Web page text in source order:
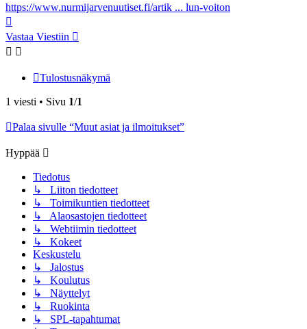
https://www.nurmijarvenuutiset.fi/artik ... lun-voiton
Vastaa Viestiin
Tulostusnäkymä
1 viesti • Sivu 1/1
Palaa sivulle “Muut asiat ja ilmoitukset”
Hyppää
Tiedotus
↳ Liiton tiedotteet
↳ Toimikuntien tiedotteet
↳ Alaosastojen tiedotteet
↳ Webtiimin tiedotteet
↳ Kokeet
Keskustelu
↳ Jalostus
↳ Koulutus
↳ Näyttelyt
↳ Ruokinta
↳ SPL-tapahtumat